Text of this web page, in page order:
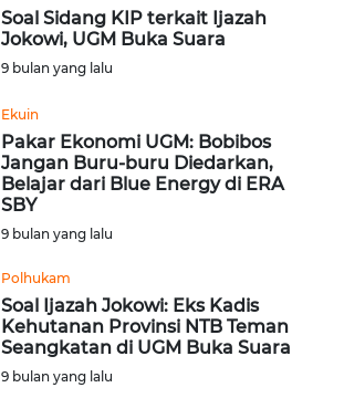
Soal Sidang KIP terkait Ijazah
Jokowi, UGM Buka Suara
9 bulan yang lalu
Ekuin
Pakar Ekonomi UGM: Bobibos
Jangan Buru-buru Diedarkan,
Belajar dari Blue Energy di ERA
SBY
9 bulan yang lalu
Polhukam
Soal Ijazah Jokowi: Eks Kadis
Kehutanan Provinsi NTB Teman
Seangkatan di UGM Buka Suara
9 bulan yang lalu